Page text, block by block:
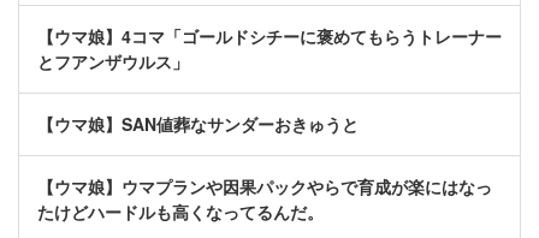
【ウマ娘】4コマ「ゴールドシチーに褒めてもらうトレーナー
とフアンザウルス」
【ウマ娘】SAN値葬なサンダーおきゅうと
【ウマ娘】ウマプランや因果パックやらで育成が楽にはなっ
たけどハードルも高くなってるんだ。